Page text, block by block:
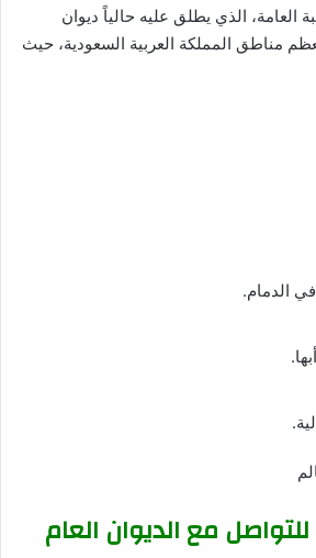
العامة، الذي يطلق عليه حالياً ديوان
مناطق المملكة العربية السعودية، حيث
الدمام.
مع الديوان العام